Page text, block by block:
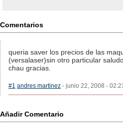
Comentarios
queria saver los precios de las
(versalaser)sin otro particular
chau gracias.
#1 andres martinez - junio 22, 2008 -
Añadir Comentario